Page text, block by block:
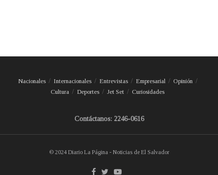
Nacionales Internacionales Entrevistas Empresarial
Opinión
Cultura
Deportes Jet Set Curiosidades
Contáctanos: 2246-0616
© 2024 Diario La Página - Noticias de El Salvador